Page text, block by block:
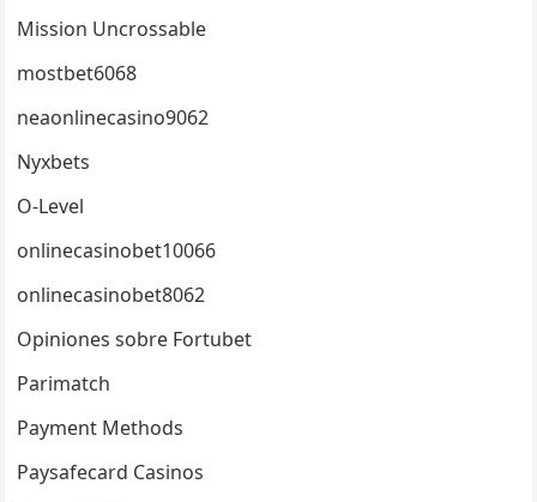
Mission Uncrossable
mostbet6068
neaonlinecasino9062
Nyxbets
O-Level
onlinecasinobet10066
onlinecasinobet8062
Opiniones sobre Fortubet
Parimatch
Payment Methods
Paysafecard Casinos